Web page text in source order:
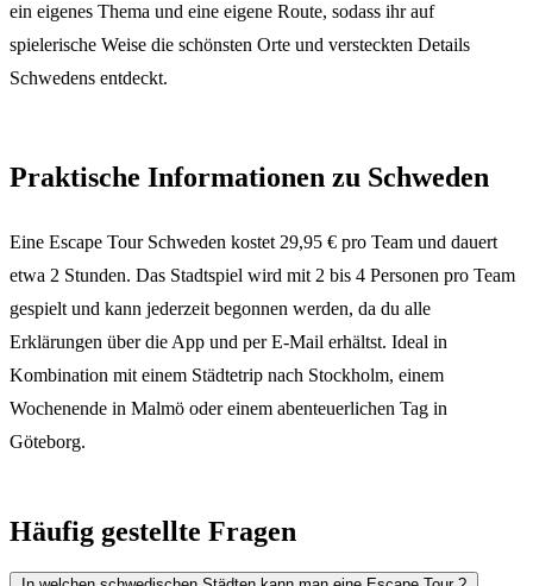
ein eigenes Thema und eine eigene Route, sodass ihr auf
spielerische Weise die schönsten Orte und versteckten Details
Schwedens entdeckt.
Praktische Informationen zu Schweden
Eine Escape Tour Schweden kostet 29,95 € pro Team und dauert
etwa 2 Stunden. Das Stadtspiel wird mit 2 bis 4 Personen pro Team
gespielt und kann jederzeit begonnen werden, da du alle
Erklärungen über die App und per E-Mail erhältst. Ideal in
Kombination mit einem Städtetrip nach Stockholm, einem
Wochenende in Malmö oder einem abenteuerlichen Tag in
Göteborg.
Häufig gestellte Fragen